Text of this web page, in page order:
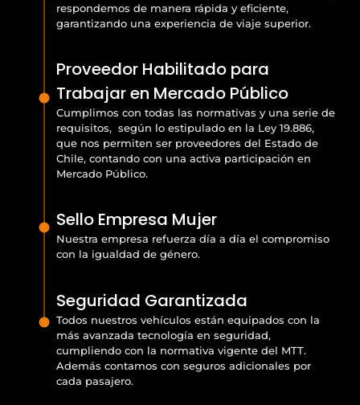
respondemos de manera rápida y eficiente,
garantizando una experiencia de viaje superior.
Proveedor Habilitado para
Trabajar en Mercado Público
Cumplimos con todas las normativas y una serie de
requisitos, según lo estipulado en la Ley 19.886,
que nos permiten ser proveedores del Estado de
Chile, contando con una activa participación en
Mercado Público.
Sello Empresa Mujer
Nuestra empresa refuerza día a día el compromiso
con la igualdad de género.
Seguridad Garantizada
Todos nuestros vehículos están equipados con la
más avanzada tecnología en seguridad,
cumpliendo con la normativa vigente del MTT.
Además contamos con seguros adicionales por
cada pasajero.